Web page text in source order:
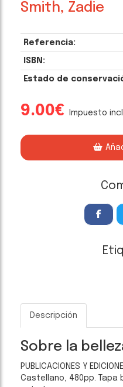
Smith, Zadie
Referencia:
ISBN:
Estado de
9.00€ Impuesto
Descripción
Sobre la
PUBLICACIONES Y
Castellano, 480pp. Tapa